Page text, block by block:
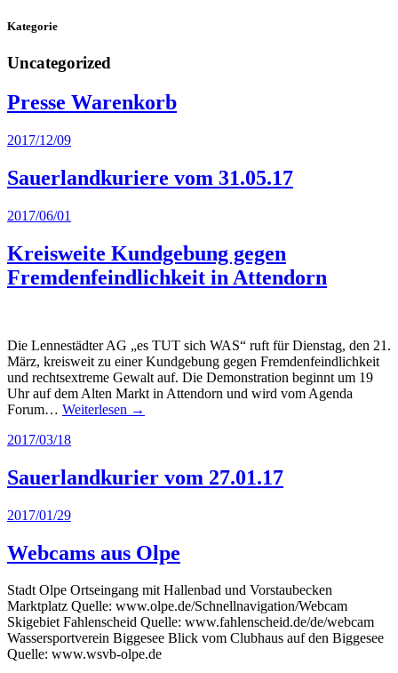
Kategorie
Uncategorized
Presse Warenkorb
2017/12/09
Sauerlandkuriere vom 31.05.17
2017/06/01
Kreisweite Kundgebung gegen
Fremdenfeindlichkeit in Attendorn
Die Lennestädter AG „es TUT sich WAS“ ruft für Dienstag, den 21.
März, kreisweit zu einer Kundgebung gegen Fremdenfeindlichkeit
und rechtsextreme Gewalt auf. Die Demonstration beginnt um 19
Uhr auf dem Alten Markt in Attendorn und wird vom Agenda
Forum… Weiterlesen →
2017/03/18
Sauerlandkurier vom 27.01.17
2017/01/29
Webcams aus Olpe
Stadt Olpe Ortseingang mit Hallenbad und Vorstaubecken
Marktplatz Quelle: www.olpe.de/Schnellnavigation/Webcam
Skigebiet Fahlenscheid Quelle: www.fahlenscheid.de/de/webcam
Wassersportverein Biggesee Blick vom Clubhaus auf den Biggesee
Quelle: www.wsvb-olpe.de